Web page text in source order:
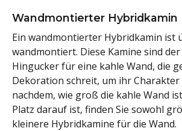
Wandmontierter Hybridkamin
Ein wandmontierter Hybridkamin ist
wandmontiert. Diese Kamine sind
Hingucker für eine kahle Wand, die
Dekoration schreit, um ihr Charakter
nachdem, wie groß die kahle Wand
Platz darauf ist, finden Sie sowohl
kleinere Hybridkamine für die Wand.